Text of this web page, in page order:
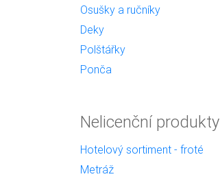
Osušky a ručníky
Deky
Polštářky
Ponča
Nelicenční produkty
Hotelový sortiment - froté
Metráž